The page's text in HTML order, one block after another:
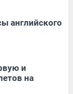
английского
и
на